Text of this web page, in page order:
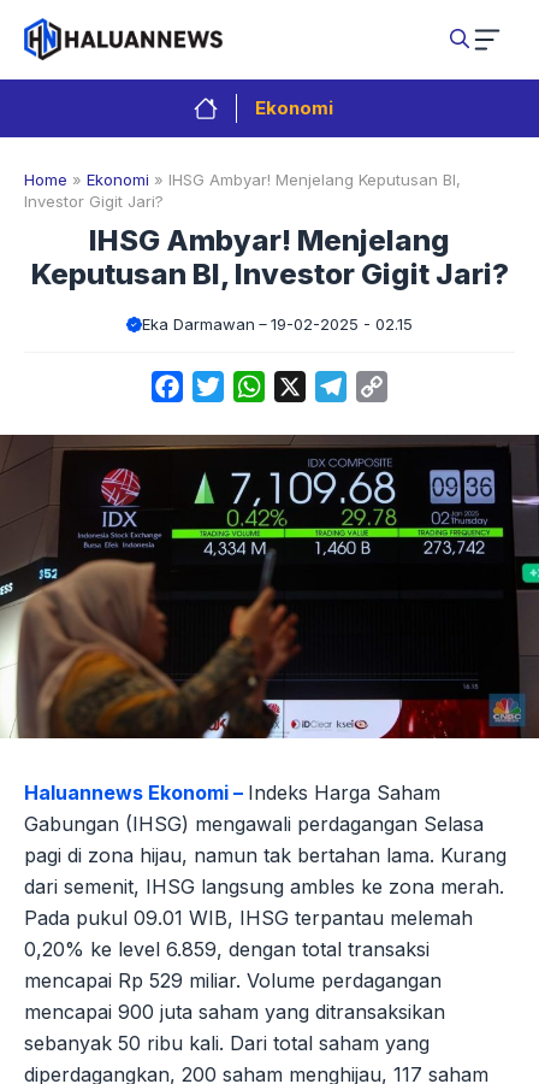
Langsung
isi
Ekonomi
Home » Ekonomi » IHSG Ambyar! Menjelang Keputusan BI,
Investor Gigit Jari?
IHSG Ambyar! Menjelang
Keputusan BI, Investor Gigit Jari?
Eka Darmawan 19-02-2025 - 02.15
FacebookTwitterWhatsApp Telegram
Haluannews Ekonomi – Indeks Harga Saham
Gabungan (IHSG) mengawali perdagangan Selasa
pagi di zona hijau, namun tak bertahan lama. Kurang
dari semenit, IHSG langsung ambles ke zona merah.
Pada pukul 09.01 WIB, IHSG terpantau melemah
0,20% ke level 6.859, dengan total transaksi
mencapai Rp 529 miliar. Volume perdagangan
mencapai 900 juta saham yang ditransaksikan
sebanyak 50 ribu kali. Dari total saham yang
diperdagangkan, 200 saham menghijau, 117 saham